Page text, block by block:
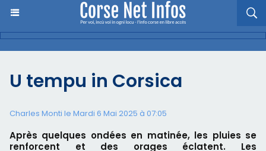
U tempu in Corsica
Charles Monti le Mardi 6 Mai 2025 à 07:05
Après quelques ondées en matinée, les pluies se
renforcent et des orages éclatent. Les